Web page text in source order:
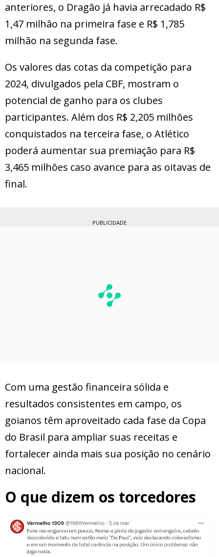
anteriores, o Dragão já havia arrecadado R$
1,47 milhão na primeira fase e R$ 1,785
milhão na segunda fase.
Os valores das cotas da competição para
2024, divulgados pela CBF, mostram o
potencial de ganho para os clubes
participantes. Além dos R$ 2,205 milhões
conquistados na terceira fase, o Atlético
poderá aumentar sua premiação para R$
3,465 milhões caso avance para as oitavas de
final.
PUBLICIDADE
Com uma gestão financeira sólida e
resultados consistentes em campo, os
goianos têm aproveitado cada fase da Copa
do Brasil para ampliar suas receitas e
fortalecer ainda mais sua posição no cenário
nacional.
O que dizem os torcedores